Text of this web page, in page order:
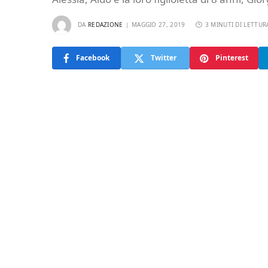
DA REDAZIONE MAGGIO 27, 2019 3 MINUTI DI
Facebook Twitter Pinterest